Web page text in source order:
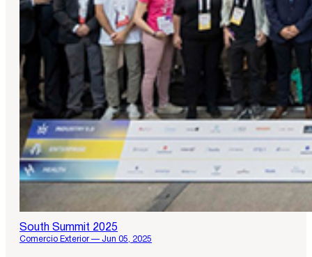
South Summit 2025
Comercio Exterior — Jun 05, 2025